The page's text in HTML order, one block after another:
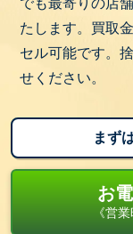
します。
他社で断られ
つくことも！
お値段がつかな
お申込みはお
ださい！
でも最寄りの店
たします。買取
セル可能です。
せください。
まず
お
《営